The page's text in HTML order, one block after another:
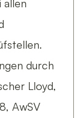
allen
durch
Lloyd,
AwSV